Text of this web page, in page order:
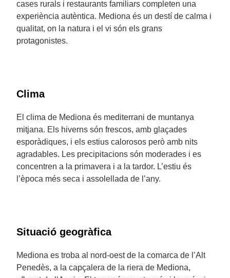
cases rurals i restaurants familiars completen una
experiència autèntica. Mediona és un destí de calma i
qualitat, on la natura i el vi són els grans
protagonistes.
Clima
El clima de Mediona és mediterrani de muntanya
mitjana. Els hiverns són frescos, amb glaçades
esporàdiques, i els estius calorosos però amb nits
agradables. Les precipitacions són moderades i es
concentren a la primavera i a la tardor. L’estiu és
l’època més seca i assolellada de l’any.
Situació geogràfica
Mediona es troba al nord-oest de la comarca de l’Alt
Penedès, a la capçalera de la riera de Mediona,